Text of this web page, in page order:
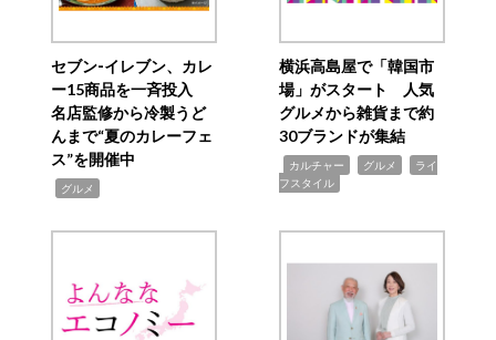
セブン‐イレブン、カレ
ー15商品を一斉投入
名店監修から冷製うど
んまで“夏のカレーフェ
ス”を開催中
グルメ
横浜高島屋で「韓国市
場」がスタート 人気
グルメから雑貨まで約
30ブランドが集結
カルチャー グルメ
ライ
フスタイル